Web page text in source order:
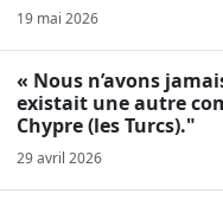
19 mai 2026
« Nous n’avons
existait une autre
Chypre (les Turcs)."
29 avril 2026